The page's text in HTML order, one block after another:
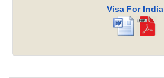
Visa For India